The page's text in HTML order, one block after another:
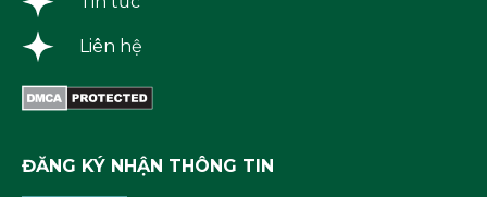
Liên hệ
ĐĂNG KÝ NHẬN THÔNG TIN